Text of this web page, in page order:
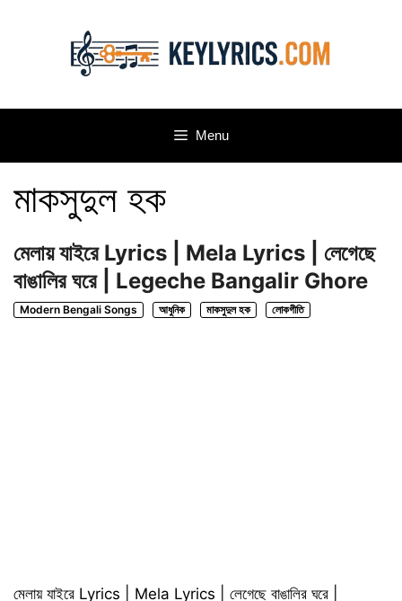
Menu
মাকসুদুল হক
মেলায় যাইরে Lyrics | Mela Lyrics | লেগেছে
বাঙালির ঘরে | Legeche Bangalir Ghore
Modern Bengali Songs আধুনিক মাকসুদুল হক লোকগীতি
মেলায় যাইরে Lyrics | Mela Lyrics | লেগেছে বাঙালির ঘরে |